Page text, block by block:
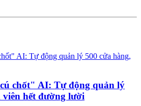
chốt" AI: Tự động quản lý
viên hết đường lười